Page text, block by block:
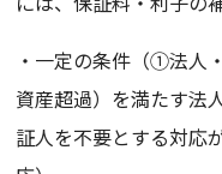
には、保証料・利子の
・一定の条件（①法人
資産超過）を満たす法
証人を不要とする対応